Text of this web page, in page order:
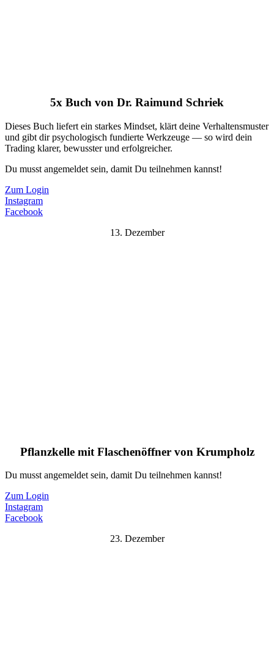
5x Buch von Dr. Raimund Schriek
Dieses Buch liefert ein starkes Mindset, klärt deine Verhaltensmuster
und gibt dir psychologisch fundierte Werkzeuge — so wird dein
Trading klarer, bewusster und erfolgreicher.
Du musst angemeldet sein, damit Du teilnehmen kannst!
Zum Login
Instagram
Facebook
13. Dezember
Pflanzkelle mit Flaschenöffner von Krumpholz
Du musst angemeldet sein, damit Du teilnehmen kannst!
Zum Login
Instagram
Facebook
23. Dezember